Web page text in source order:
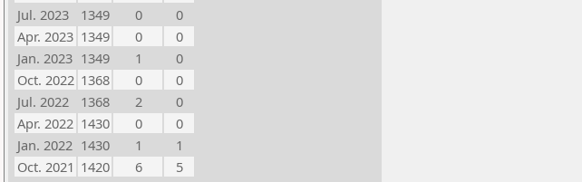
Jul. 2023
1349 0
0
Apr. 2023 1349 0
0
Jan. 2023 1349 1
0
Oct. 2022 1368 0
0
Jul. 2022
1368 2
0
Apr. 2022 1430 0
0
Jan. 2022 1430 1
1
Oct. 2021 1420 6
5